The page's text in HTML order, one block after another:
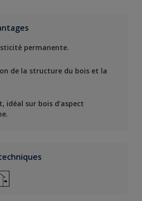
permanente.
de la structure du bois et la
idéal sur bois d’aspect